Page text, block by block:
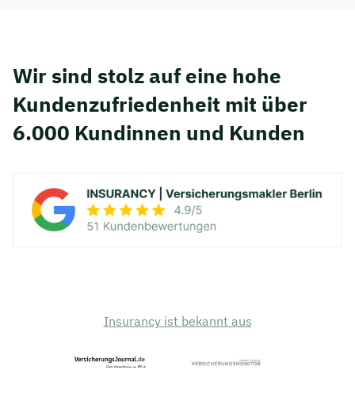
Wir sind stolz auf eine hohe
Kunden­zufriedenheit mit über
6.000 Kundinnen und Kunden
Insurancy ist bekannt aus